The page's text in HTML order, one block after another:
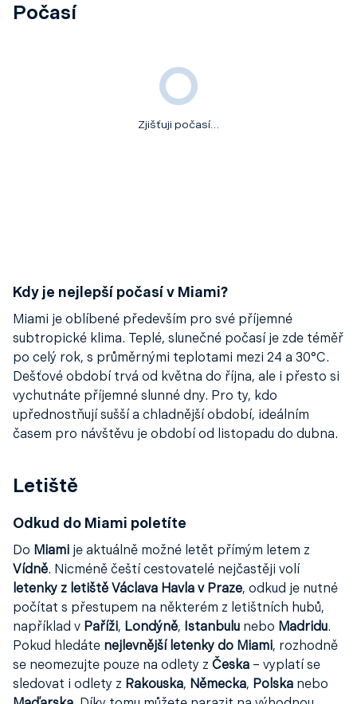
Počasí
Zjišťuji počasí…
Kdy je nejlepší počasí v Miami?
Miami je oblíbené především pro své příjemné
subtropické klima. Teplé, slunečné počasí je zde téměř
po celý rok, s průměrnými teplotami mezi 24 a 30°C.
Dešťové období trvá od května do října, ale i přesto si
vychutnáte příjemné slunné dny. Pro ty, kdo
upřednostňují sušší a chladnější období, ideálním
časem pro návštěvu je období od listopadu do dubna.
Letiště
Odkud do Miami poletíte
Do Miami je aktuálně možné letět přímým letem z
Vídně. Nicméně čeští cestovatelé nejčastěji volí
letenky z letiště Václava Havla v Praze, odkud je nutné
počítat s přestupem na některém z letištních hubů,
například v Paříži, Londýně, Istanbulu nebo Madridu.
Pokud hledáte nejlevnější letenky do Miami, rozhodně
se neomezujte pouze na odlety z Česka – vyplatí se
sledovat i odlety z Rakouska, Německa, Polska nebo